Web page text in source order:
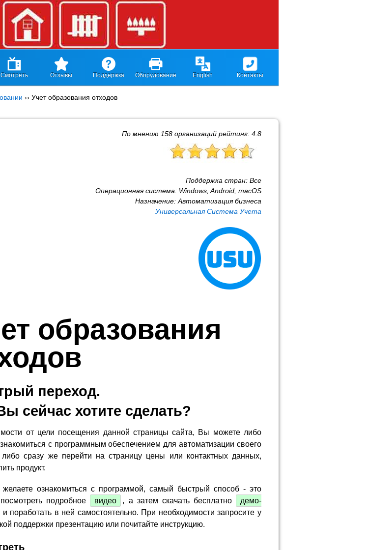
Смотреть Отзывы Поддержка Оборудование English Контакты
›› Учет образования отходов
По мнению 158 организаций рейтинг: 4.8
Поддержка стран: Все
Операционная система: Windows, Android, macOS
Назначение: Автоматизация бизнеса
Универсальная Система Учета
образования
переход.
сейчас хотите сделать?
от цели посещения данной страницы сайта, Вы можете либо
с программным обеспечением для автоматизации своего
либо сразу же перейти на страницу цены или контактных данных,
продукт.
ознакомиться с программой, самый быстрый способ - это
подробное
видео , а затем скачать бесплатно
демо-
и поработать в ней самостоятельно. При необходимости запросите у
поддержки презентацию или почитайте инструкцию.